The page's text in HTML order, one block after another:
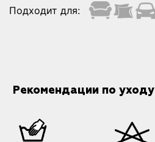
Подходит для:
Рекомендации по уходу